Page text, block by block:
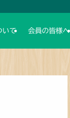
いて 会員の皆様へ